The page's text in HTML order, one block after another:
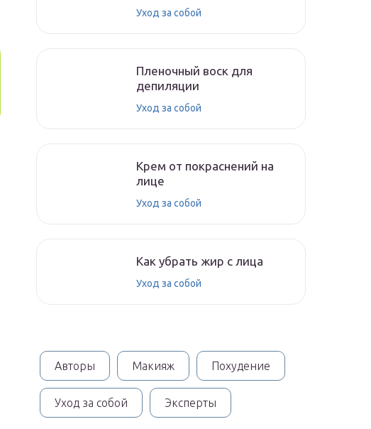
Уход за собой
Пленочный воск для
депиляции
Уход за собой
Крем от покраснений на
лице
Уход за собой
Как убрать жир с лица
Уход за собой
Авторы Макияж Похудение
Уход за собой Эксперты